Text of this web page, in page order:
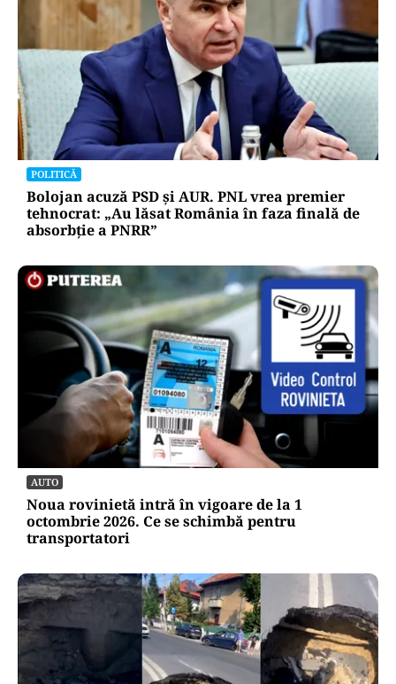
POLITICĂ
Bolojan acuză PSD și AUR. PNL vrea premier
tehnocrat: „Au lăsat România în faza finală de
absorbţie a PNRR”
AUTO
Noua rovinietă intră în vigoare de la 1
octombrie 2026. Ce se schimbă pentru
transportatori